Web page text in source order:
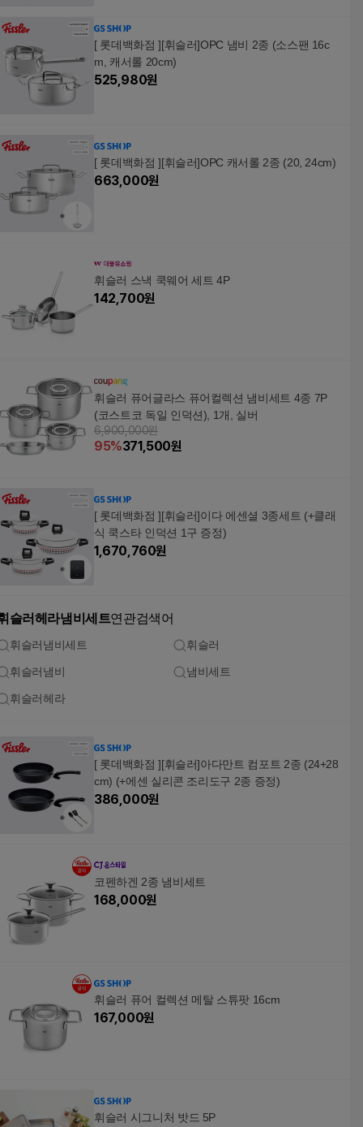
[ 롯데백화점 ][휘슬러]OPC 냄비 2종 (소스팬 16c
m, 캐서롤 20cm)
525,980원
[ 롯데백화점 ][휘슬러]OPC 캐서롤 2종 (20, 24cm)
663,000원
휘슬러 스낵 쿡웨어 세트 4P
142,700원
휘슬러 퓨어글라스 퓨어컬렉션 냄비세트 4종 7P
(코스트코 독일 인덕션), 1개, 실버
6,900,000원
95%371,500원
[ 롯데백화점 ][휘슬러]이다 에센셜 3종세트 (+클래
식 쿡스타 인덕션 1구 증정)
1,670,760원
슬러헤라냄비세트연관검색어
휘슬러냄비세트 휘슬러
휘슬러냄비 냄비세트
휘슬러헤라
[ 롯데백화점 ][휘슬러]아다만트 컴포트 2종 (24+28
cm) (+에센 실리콘 조리도구 2종 증정)
386,000원
코펜하겐 2종 냄비세트
168,000원
휘슬러 퓨어 컬렉션 메탈 스튜팟 16cm
167,000원
휘슬러 시그니처 밧드 5P